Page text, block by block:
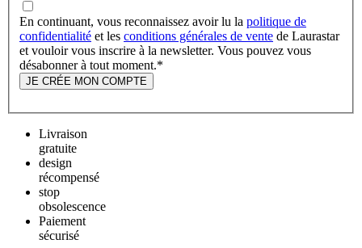
En continuant, vous reconnaissez avoir lu la politique de
confidentialité et les conditions générales de vente de Laurastar
et vouloir vous inscrire à la newsletter. Vous pouvez vous
désabonner à tout moment.*
JE CRÉE MON COMPTE
Livraison
gratuite
design
récompensé
stop
obsolescence
Paiement
sécurisé